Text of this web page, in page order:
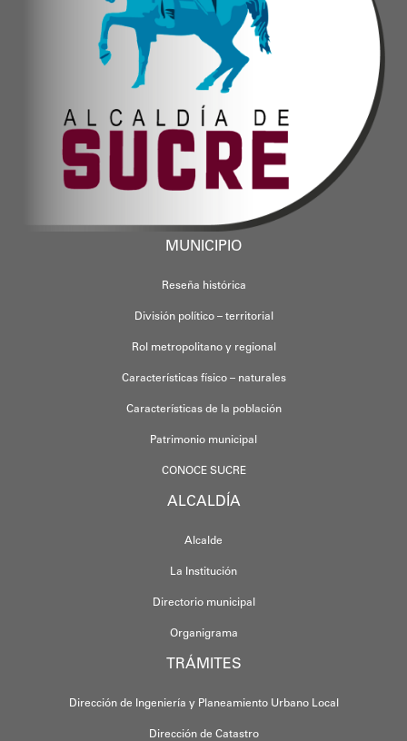
MUNICIPIO
Reseña histórica
División político – territorial
Rol metropolitano y regional
Características físico – naturales
Características de la población
Patrimonio municipal
CONOCE SUCRE
ALCALDÍA
Alcalde
La Institución
Directorio municipal
Organigrama
TRÁMITES
Dirección de Ingeniería y Planeamiento Urbano Local
Dirección de Catastro